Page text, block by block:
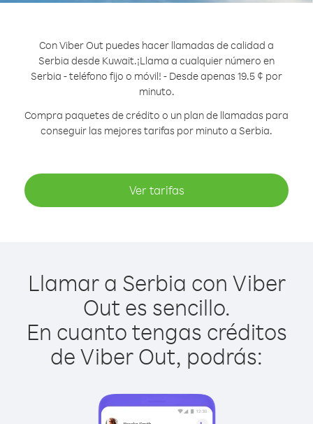
Con Viber Out puedes hacer llamadas de calidad a
Serbia desde Kuwait.¡Llama a cualquier número en
Serbia - teléfono fijo o móvil! - Desde apenas 19.5 ¢ por
minuto.
Compra paquetes de crédito o un plan de llamadas para
conseguir las mejores tarifas por minuto a Serbia.
Ver tarifas
Llamar a Serbia con Viber
Out es sencillo.
En cuanto tengas créditos
de Viber Out, podrás: